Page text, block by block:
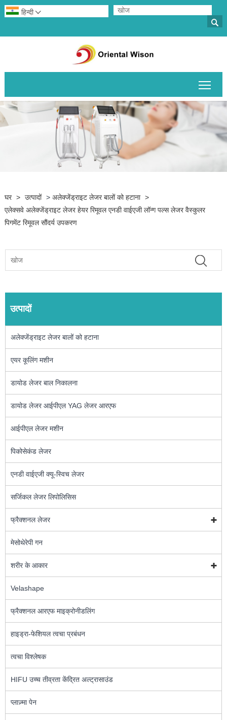

हिन्दी 
घर > उत्पादों > अलेक्जेंड्राइट लेजर बालों को हटाना >
एलेक्सवे अलेक्जेंड्राइट लेजर हेयर रिमूवल एनडी वाईएजी लॉन्ग पल्स लेजर वैस्कुलर
पिगमेंट रिमूवल सौंदर्य उपकरण
उत्पादों
अलेक्जेंड्राइट लेजर बालों को हटाना
एयर कूलिंग मशीन
डायोड लेजर बाल निकालना
डायोड लेजर आईपीएल YAG लेजर आरएफ
आईपीएल लेजर मशीन
पिकोसेकंड लेजर
एनडी वाईएजी क्यू-स्विच लेजर
सर्जिकल लेजर लिपोलिसिस
फ्रैक्शनल लेजर
मेसोथेरेपी गन
शरीर के आकार
Velashape
फ्रैक्शनल आरएफ माइक्रोनीडलिंग
हाइड्रा-फेशियल त्वचा प्रबंधन
त्वचा विश्लेषक
HIFU उच्च तीव्रता केंद्रित अल्ट्रासाउंड
प्लाज़्मा पेन